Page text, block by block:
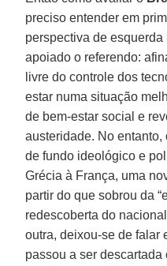
preciso entender em
perspectiva de
apoiado o referendo:
livre do controle dos
estar numa situação
de bem-estar social e
austeridade. No
de fundo ideológico e
Grécia à França, uma
partir do que sobrou da
redescoberta do
outra, deixou-se de falar
passou a ser